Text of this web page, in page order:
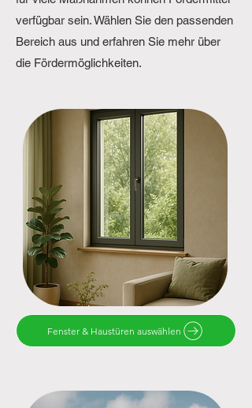
verfügbar sein. Wählen Sie den passenden
Bereich aus und erfahren Sie mehr über
die Fördermöglichkeiten.
Fenster & Haustüren auswählen